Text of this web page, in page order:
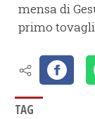
mensa di
primo
TAG